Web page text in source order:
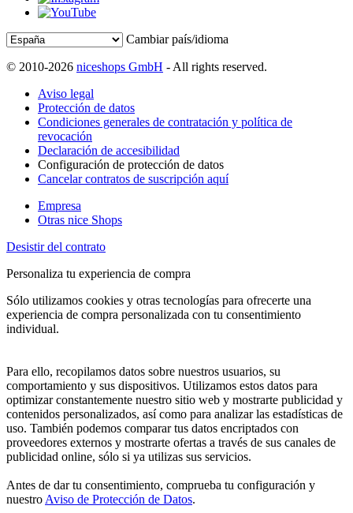
Cambiar país/idioma
© 2010-2026 niceshops GmbH - All rights reserved.
Aviso legal
Protección de datos
Condiciones generales de contratación y política de
revocación
Declaración de accesibilidad
Configuración de protección de datos
Cancelar contratos de suscripción aquí
Empresa
Otras nice Shops
Desistir del contrato
Personaliza tu experiencia de compra
Sólo utilizamos cookies y otras tecnologías para ofrecerte una
experiencia de compra personalizada con tu consentimiento
individual.
Para ello, recopilamos datos sobre nuestros usuarios, su
comportamiento y sus dispositivos. Utilizamos estos datos para
optimizar constantemente nuestro sitio web y mostrarte publicidad y
contenidos personalizados, así como para analizar las estadísticas de
uso. También podemos comparar tus datos encriptados con
proveedores externos y mostrarte ofertas a través de sus canales de
publicidad online, sólo si ya utilizas sus servicios.
Antes de dar tu consentimiento, comprueba tu configuración y
nuestro Aviso de Protección de Datos.